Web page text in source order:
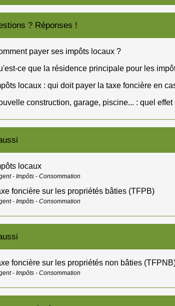
? Réponses !
payer ses impôts locaux ?
ce que la résidence principale pour les
locaux : qui doit payer la taxe foncière en
construction, garage, piscine... : quel
locaux
- Impôts - Consommation
foncière sur les propriétés bâties (TFPB)
- Impôts - Consommation
foncière sur les propriétés non bâties
- Impôts - Consommation